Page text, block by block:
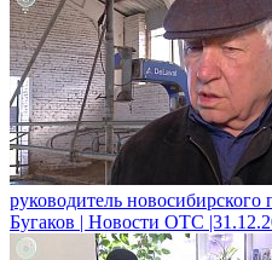
руководитель
Бугаков | Новости ОТС